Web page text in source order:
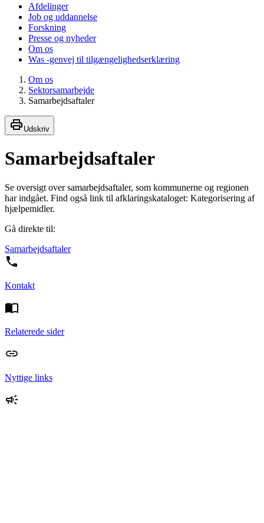
Afdelinger
Job og uddannelse
Forskning
Presse og nyheder
Om os
Was -genvej til tilgængelighedserklæring
Om os
Sektorsamarbejde
Samarbejdsaftaler
Udskriv
Samarbejdsaftaler
Se oversigt over samarbejdsaftaler, som kommunerne og regionen
har indgået. Find også link til afklaringskataloget: Kategorisering af
hjælpemidler.
Gå direkte til:
Samarbejdsaftaler
Kontakt
Relaterede sider
Nyttige links